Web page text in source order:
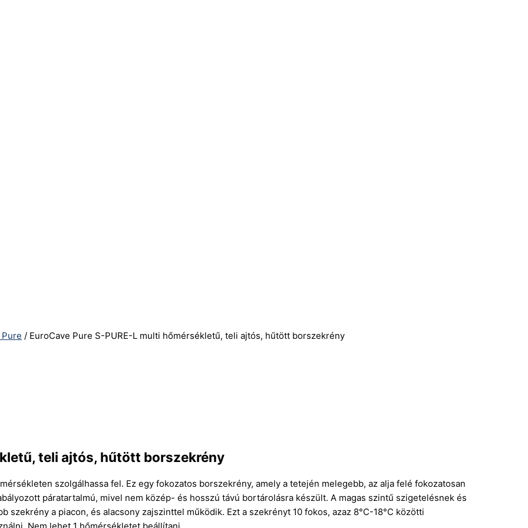
/ EuroCave Pure S-PURE-L multi hőmérsékletű, teli ajtós, hűtött borszekrény
teli ajtós, hűtött borszekrény
szolgálhassa fel. Ez egy fokozatos borszekrény, amely a tetején melegebb, az alja felé fokozatosan
páratartalmú, mivel nem közép- és hosszú távú bortárolásra készült. A magas szintű szigetelésnek és
szekrény a piacon, és alacsony zajszinttel működik. Ezt a szekrényt 10 fokos, azaz 8°C-18°C közötti